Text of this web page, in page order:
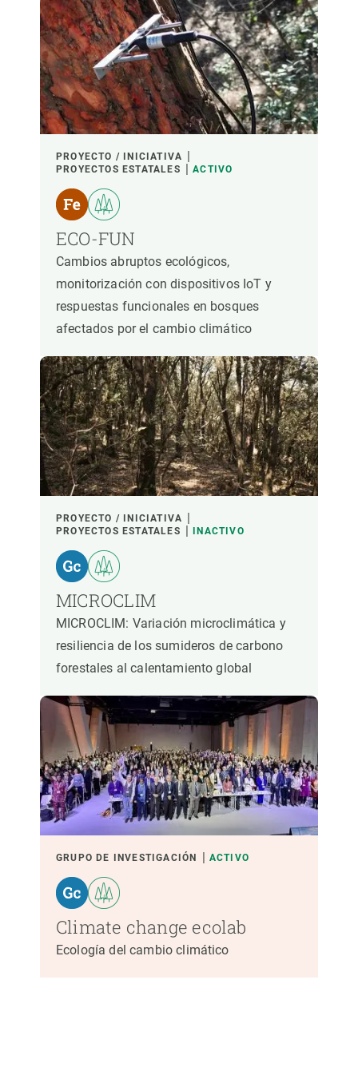
LIDERADO POR
PARTICIPANTES
FINANCIACIÓN
AÑO DE INICIO
LIDERAZGO CREAF LIDERAZGO EXTERNO
- CUALQUIERA - ACTIVO INACTIVO
PROYECTO / INICIATIVA
PROYECTOS ESTATALES
ACTIVO
ECO-FUN
Cambios abruptos ecológicos,
monitorización con dispositivos IoT y
respuestas funcionales en bosques
afectados por el cambio climático
PROYECTO / INICIATIVA
PROYECTOS ESTATALES
INACTIVO
MICROCLIM
MICROCLIM: Variación microclimática y
resiliencia de los sumideros de carbono
forestales al calentamiento global
GRUPO DE INVESTIGACIÓN ACTIVO
Climate change ecolab
Ecología del cambio climático